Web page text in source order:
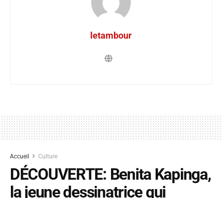
letambour
Accueil Culture
DÉCOUVERTE: Benita Kapinga,
la jeune dessinatrice qui